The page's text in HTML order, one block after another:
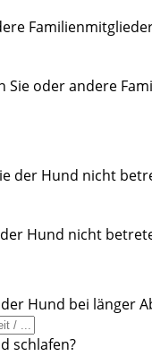
Sie oder andere
der Hund nicht
Hund nicht
Hund bei länger
schlafen?